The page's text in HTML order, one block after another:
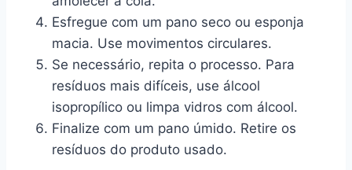
Esfregue com um pano seco ou esponja
macia. Use movimentos circulares.
Se necessário, repita o processo. Para
resíduos mais difíceis, use álcool
isopropílico ou limpa vidros com álcool.
Finalize com um pano úmido. Retire os
resíduos do produto usado.